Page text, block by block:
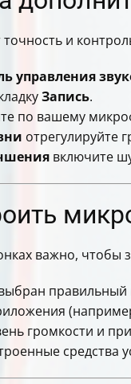
и
управления
Запись.
по вашему
отрегулируйте
включите
важно, чтобы
громкости и
средства